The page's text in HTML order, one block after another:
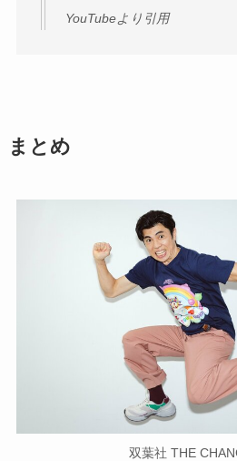
YouTubeより引用
まとめ
双葉社 THE